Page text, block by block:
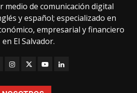
medio de comunicación digital
y español; especializado en
empresarial y financiero
en El Salvador.